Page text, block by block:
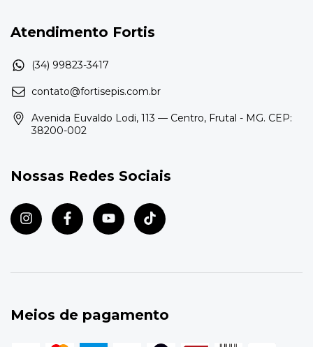
Atendimento Fortis
contato@fortisepis.com.br
Avenida Euvaldo Lodi, 113 — Centro, Frutal - MG. CEP:
38200-002
Nossas Redes Sociais
Meios de pagamento